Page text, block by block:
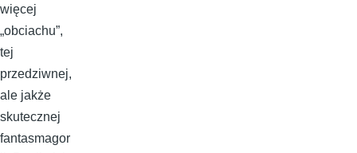
więcej
„obciachu”,
tej
przedziwnej,
ale jakże
skutecznej
fantasmagor